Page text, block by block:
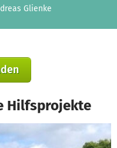
Glienke
Hilfsprojekte